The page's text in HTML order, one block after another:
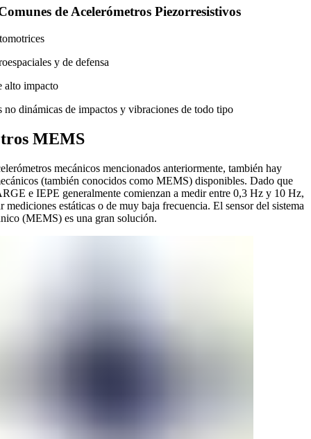
de Acelerómetros Piezorresistivos
y de defensa
alto impacto
no dinámicas de impactos y vibraciones de todo tipo
MEMS
mecánicos mencionados anteriormente, también hay
(también conocidos como MEMS) disponibles. Dado que
e IEPE generalmente comienzan a medir entre 0,3 Hz y 10 Hz,
mediciones estáticas o de muy baja frecuencia. El sensor del sistema
(MEMS) es una gran solución.